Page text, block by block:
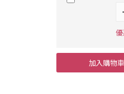
加入購物車